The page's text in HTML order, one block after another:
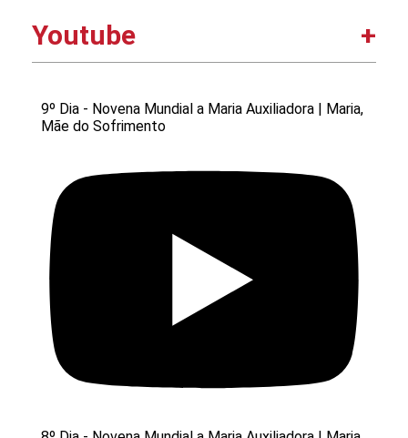
Youtube
9º Dia - Novena Mundial a Maria Auxiliadora | Maria,
Mãe do Sofrimento